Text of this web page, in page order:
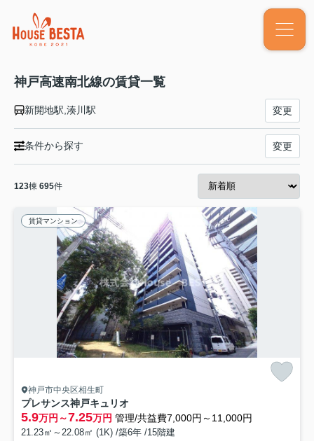
神戸高速南北線の賃貸一覧
新開地駅,湊川駅 変更
条件から探す 変更
123棟 695件
賃貸マンション
神戸市中央区相生町
プレサンス神戸キュリオ
5.9万円～7.25万円 管理/共益費7,000円～11,000円
21.23㎡～22.08㎡ (1K) /築6年 /15階建